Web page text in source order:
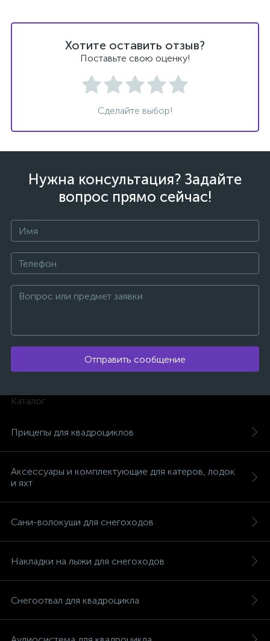
Хотите оставить отзыв?
Поставьте свою оценку!
Сделайте выбор!
Нужна консультация? Задайте
вопрос прямо сейчас!
Отправить сообщение
Каталог
Прицепы для квадроциклов
Аксессуары и комплектующие для катеров, лодок
и яхт
Сани-волокуши для снегоходов
Накладки на лыжи для снегоходов
Снегоотвал для квадроцикла